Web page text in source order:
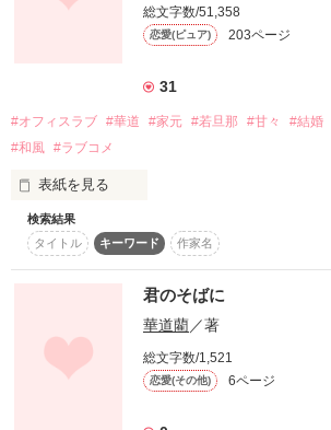
総文字数/51,358
恋愛(ピュア) 203ページ
31
#オフィスラブ #華道 #家元 #若旦那 #甘々 #結婚
#和風 #ラブコメ
表紙を見る
ヘッドライトが照らした彼女の泣き顔。
それはオフィスで見せる顔とは全く違った。
俺が君の癒しになる。
検索結果
タイトル
キーワード 作家名
君のそばに
華道藺／著
総文字数/1,521
恋愛(その他) 6ページ